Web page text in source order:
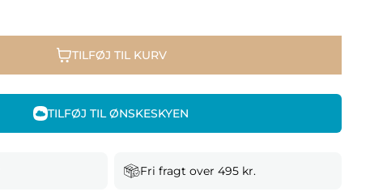
TILFØJ TIL KURV
TILFØJ TIL ØNSKESKYEN
Fri fragt over 495 kr.